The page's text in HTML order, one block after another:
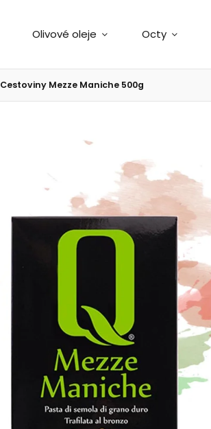
Olivové oleje Octy
Cestoviny Mezze Maniche 500g